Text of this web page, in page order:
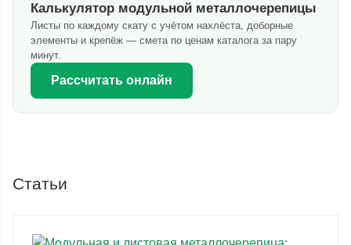
Калькулятор модульной металлочерепицы
Листы по каждому скату с учётом нахлёста, доборные
элементы и крепёж — смета по ценам каталога за пару
минут.
Рассчитать онлайн
Статьи